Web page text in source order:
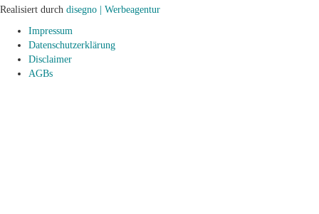
Realisiert durch disegno | Werbeagentur
Impressum
Datenschutzerklärung
Disclaimer
AGBs